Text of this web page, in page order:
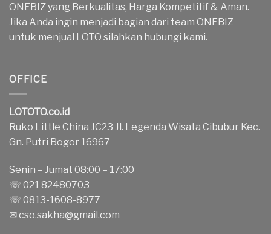
ONEBIZ yang Berkualitas, Harga Kompetitif & Aman.
Jika Anda ingin menjadi bagian dari team ONEBIZ
untuk menjual LOTO silahkan hubungi kami.
OFFICE
LOTOTO.co.id
Ruko Little China JC23 Jl. Legenda Wisata Cibubur Kec.
Gn. Putri Bogor 16967
Senin – Jumat 08:00 – 17:00
☏ 021 82480703
☏ 0813-1608-8977
✉cso.sakha@gmail.com